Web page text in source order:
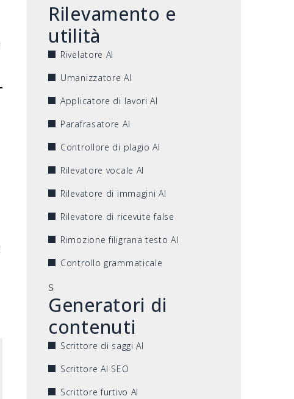
Rilevamento e
utilità
Rivelatore AI
Umanizzatore AI
Applicatore di lavori AI
Parafrasatore AI
Controllore di plagio AI
Rilevatore vocale AI
Rilevatore di immagini AI
Rilevatore di ricevute false
Rimozione filigrana testo AI
Controllo grammaticale
s
Generatori di
contenuti
Scrittore di saggi AI
Scrittore AI SEO
Scrittore furtivo AI